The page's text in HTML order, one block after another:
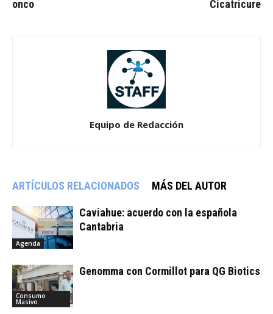
onco
Cicatricure
Equipo de Redacción
ARTÍCULOS RELACIONADOS MÁS DEL AUTOR
Agenda
Caviahue: acuerdo con la española
Cantabria
Consumo
Masivo
Genomma con Cormillot para QG Biotics